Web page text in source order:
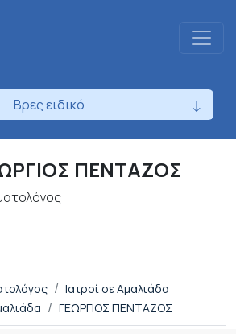
Βρες ειδικό
ΠΕΝΤΑΖΟΣ
Ιατροί σε Αμαλιάδα
ΓΕΩΡΓΙΟΣ ΠΕΝΤΑΖΟΣ